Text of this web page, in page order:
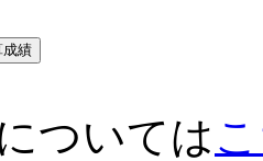
成績
ついては